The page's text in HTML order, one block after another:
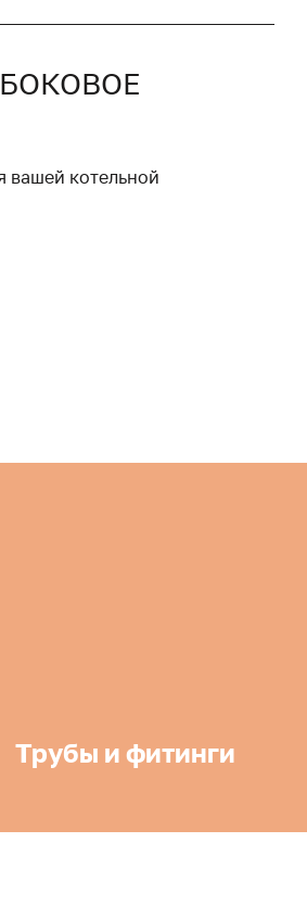
БОКОВОЕ
Трубы и фитинги